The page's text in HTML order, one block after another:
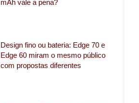
mAh vale a pena?
Design fino ou bateria: Edge 70 e
Edge 60 miram o mesmo público
com propostas diferentes